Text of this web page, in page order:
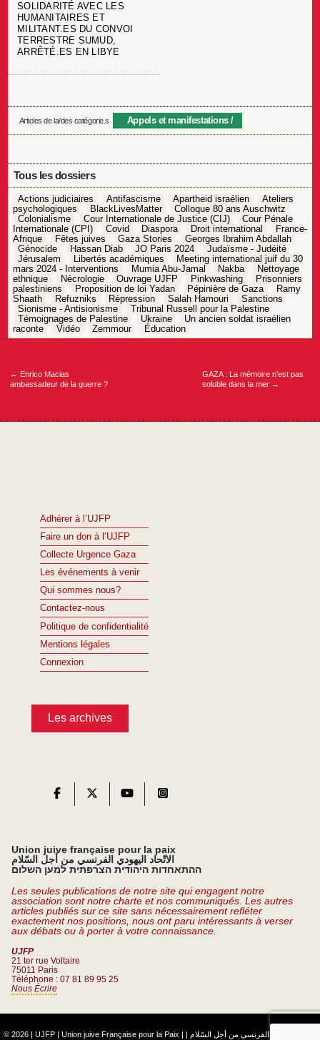
SOLIDARITÉ AVEC LES
HUMANITAIRES ET
MILITANT.ES DU CONVOI
TERRESTRE SUMUD,
ARRÊTÉ.ES EN LIBYE
Articles de la/des catégorie.s Appels et manifestations
Tous les dossiers
Actions judiciaires Antifascisme Apartheid israélien
Ateliers
psychologiques
BlackLivesMatter
Colloque 80 ans Auschwitz
Colonialisme
Cour Internationale de Justice (CIJ)
Cour Pénale
Internationale (CPI)
Covid Diaspora Droit international
France-
Afrique
Fêtes juives Gaza Stories
Georges Ibrahim Abdallah
Génocide
Hassan Diab JO Paris 2024
Judaïsme - Judéité
Jérusalem
Libertés académiques
Meeting international juif du 30
mars 2024 - Interventions
Mumia Abu-Jamal Nakba
Nettoyage
ethnique
Nécrologie Ouvrage UJFP Pinkwashing
Prisonniers
palestiniens
Proposition de loi Yadan Pépinière de Gaza
Ramy
Shaath
Refuzniks Répression Salah Hamouri
Sanctions
Sionisme - Antisionisme
Tribunal Russell pour la Palestine
Témoignages de Palestine
Ukraine
Un ancien soldat israélien
raconte
Vidéo Zemmour Éducation
Navigation
← Enrico Macias
ambassadeur de la guerre ?
GAZA : La mémoire n’est pas
soluble dans la mer →
Adhérer à l’UJFP
Faire un don à l’UJFP
Collecte Urgence Gaza
Les événements à venir
Qui sommes nous?
Contactez-nous
Politique de confidentialité
Mentions légales
Connexion
Les archives
Union juive française pour la paix
الاتّحاد اليهودي الفرنسي من أجل السّلام
ההתאחדות היהודית הצרפתית למען השלום
Les seules publications de notre site qui engagent notre
association sont notre charte et nos communiqués. Les autres
articles publiés sur ce site sans nécessairement refléter
exactement nos positions, nous ont paru intéressants à verser
aux débats ou à porter à votre connaissance.
UJFP
21 ter rue Voltaire
75011 Paris
Téléphone : 07 81 89 95 25
Nous Écrire
© 2026 | UJFP | Union juive Française pour la Paix | الاتّحاد اليهودي الفرنسي من أجل السّلام |